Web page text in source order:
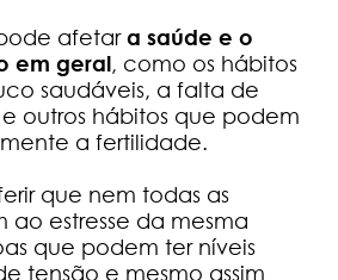
afetara saúde e o
em geral, como os hábitos
saudáveis, a falta de
outros hábitos que podem
a fertilidade.
que nem todas as
ao estresse da mesma
que podem ter níveis
tensão e mesmo assim